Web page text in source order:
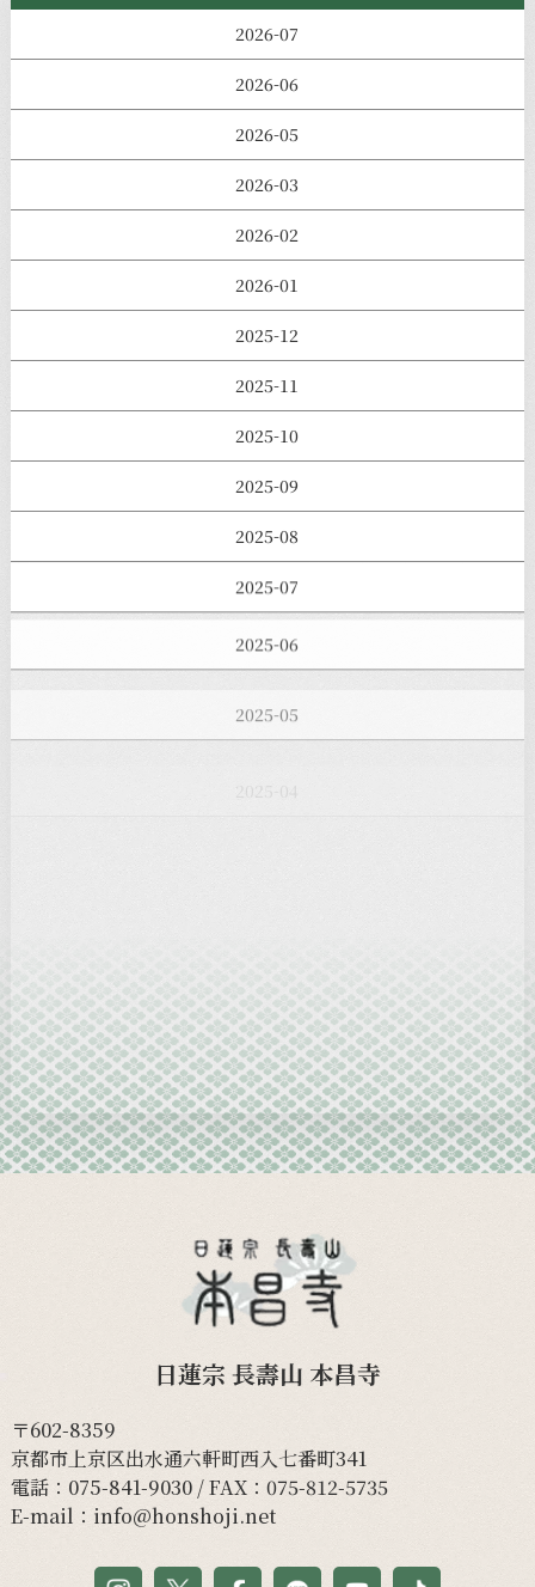
2026-07
2026-06
2026-05
2026-03
2026-02
2026-01
2025-12
2025-11
2025-10
2025-09
2025-08
2025-07
2025-06
2025-04
2025-03
2024-10
2024-09
日蓮宗 長壽山 本昌寺
〒602-8359
京都市上京区出水通六軒町西入七番町341
電話： 075-841-9030/ FAX：075-812-5735
E-mail： info@honshoji.net